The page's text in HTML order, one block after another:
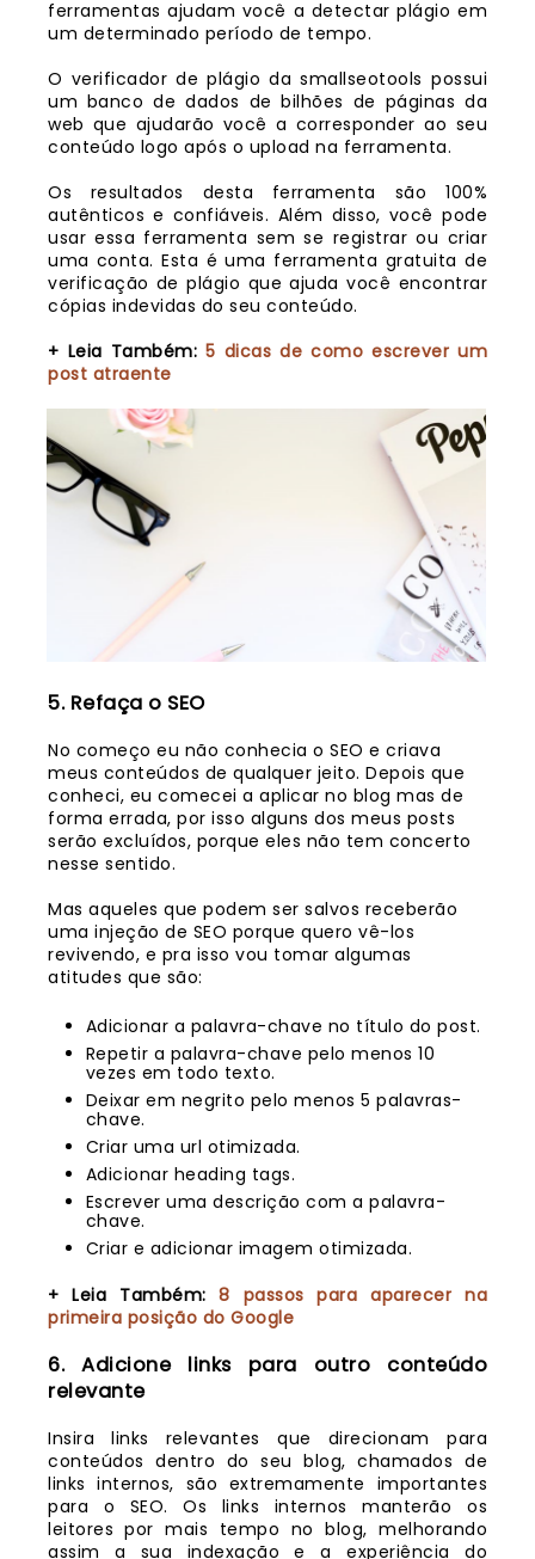
ferramentas ajudam você a detectar plágio em
um determinado período de tempo.
O verificador de plágio da smallseotools possui
um banco de dados de bilhões de páginas da
web que ajudarão você a corresponder ao seu
conteúdo logo após o upload na ferramenta.
Os resultados desta ferramenta são 100%
autênticos e confiáveis. Além disso, você pode
usar essa ferramenta sem se registrar ou criar
uma conta. Esta é uma ferramenta gratuita de
verificação de plágio que ajuda você encontrar
cópias indevidas do seu conteúdo.
+ Leia Também: 5 dicas de como escrever um
post atraente
5. Refaça o SEO
No começo eu não conhecia o SEO e criava
meus conteúdos de qualquer jeito. Depois que
conheci, eu comecei a aplicar no blog mas de
forma errada, por isso alguns dos meus posts
serão excluídos, porque eles não tem concerto
nesse sentido.
Mas aqueles que podem ser salvos receberão
uma injeção de SEO porque quero vê-los
revivendo, e pra isso vou tomar algumas
atitudes que são:
Adicionar a palavra-chave no título do post.
Repetir a palavra-chave pelo menos 10
vezes em todo texto.
Deixar em negrito pelo menos 5 palavras-
chave.
Criar uma url otimizada.
Adicionar heading tags.
Escrever uma descrição com a palavra-
chave.
Criar e adicionar imagem otimizada.
+ Leia Também: 8 passos para aparecer na
primeira posição do Google
6. Adicione links para outro conteúdo
relevante
Insira links relevantes que direcionam para
conteúdos dentro do seu blog, chamados de
links internos, são extremamente importantes
para o SEO. Os links internos manterão os
leitores por mais tempo no blog, melhorando
assim a sua indexação e a experiência do